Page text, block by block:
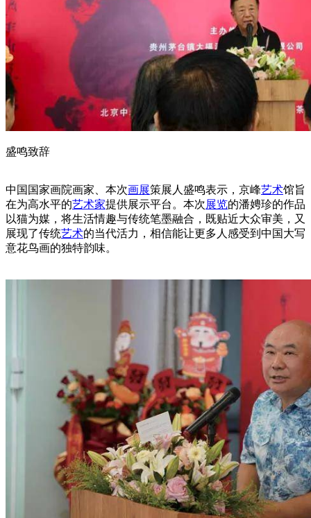
盛鸣致辞
中国国家画院画家、本次画展策展人盛鸣表示，京峰艺术馆旨
在为高水平的艺术家提供展示平台。本次展览的潘娉珍的作品
以猫为媒，将生活情趣与传统笔墨融合，既贴近大众审美，又
展现了传统艺术的当代活力，相信能让更多人感受到中国大写
意花鸟画的独特韵味。